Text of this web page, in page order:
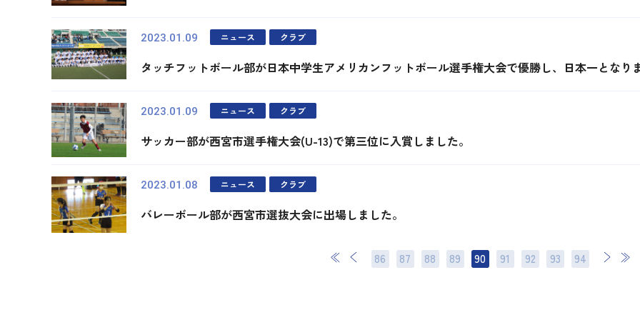
2023.01.09 ニュース クラブ
タッチフットボール部が日本中学生アメリカンフットボール選手権大会で優勝し、日本一となり
2023.01.09 ニュース クラブ
サッカー部が西宮市選手権大会(U-13)で第三位に入賞しました。
2023.01.08 ニュース クラブ
バレーボール部が西宮市選抜大会に出場しました。
86 87 88 89 90 91 92 93 94
次 最後